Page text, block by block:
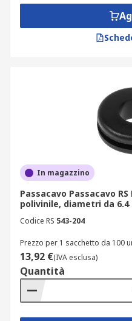
In magazzino
Passacavo Passacavo
polivinile, diametri da 6.4
Codice RS 543-204
Prezzo per 1 sacchetto da 100
13,92 €(IVA esclusa)
Quantità